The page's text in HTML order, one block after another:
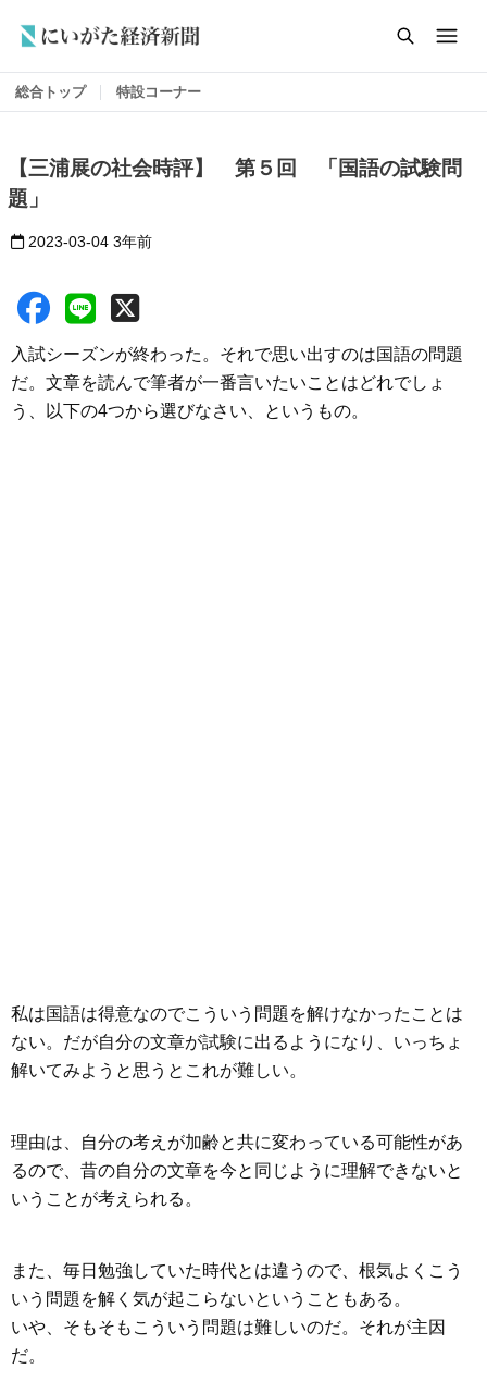
総合トップ 特設コーナー
【三浦展の社会時評】 第５回 「国語の試験問
題」
2023-03-04 3年前
入試シーズンが終わった。それで思い出すのは国語の問題
だ。文章を読んで筆者が一番言いたいことはどれでしょ
う、以下の4つから選びなさい、というもの。
私は国語は得意なのでこういう問題を解けなかったことは
ない。だが自分の文章が試験に出るようになり、いっちょ
解いてみようと思うとこれが難しい。
理由は、自分の考えが加齢と共に変わっている可能性があ
るので、昔の自分の文章を今と同じように理解できないと
いうことが考えられる。
また、毎日勉強していた時代とは違うので、根気よくこう
いう問題を解く気が起こらないということもある。
いや、そもそもこういう問題は難しいのだ。それが主因
だ。